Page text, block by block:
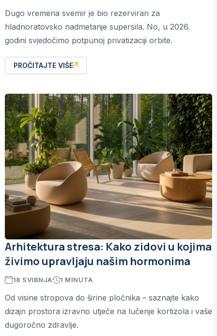
Dugo vremena svemir je bio rezerviran za
hladnoratovsko nadmetanje supersila. No, u 2026.
godini svjedočimo potpunoj privatizaciji orbite.
PROČITAJTE VIŠE
Arhitektura stresa: Kako zidovi u kojima
živimo upravljaju našim hormonima
18 SVIBNJA 1 MINUTA
Od visine stropova do širine pločnika – saznajte kako
dizajn prostora izravno utječe na lučenje kortizola i vaše
dugoročno zdravlje.